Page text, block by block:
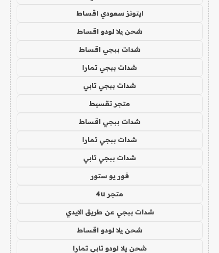
ايتونز سعودي اقساط
شحن يلا لودو اقساط
شدات ببجي اقساط
شدات ببجي تمارا
شدات ببجي تابي
متجر تقسيط
شدات ببجي اقساط
شدات ببجي تمارا
شدات ببجي تابي
فور يو ستور
متجر 4u
شدات ببجي عن طريق الايدي
شحن يلا لودو اقساط
شحن يلا لودو تابي تمارا